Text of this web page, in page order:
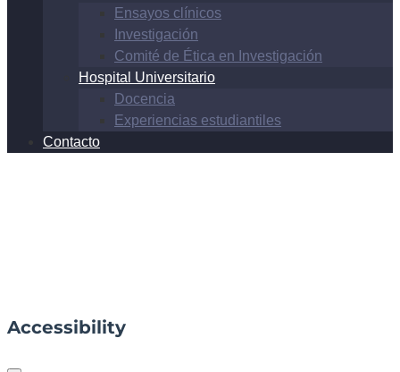
Ensayos clínicos
Investigación
Comité de Ética en Investigación
Hospital Universitario
Docencia
Experiencias estudiantiles
Contacto
Accessibility